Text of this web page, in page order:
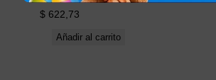
$ 622,73
Añadir al carrito